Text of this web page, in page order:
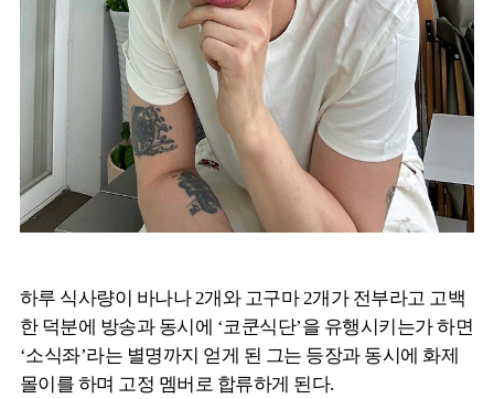
하루 식사량이 바나나 2개와 고구마 2개가 전부라고 고백
한 덕분에 방송과 동시에 ‘코쿤식단’을 유행시키는가 하면
‘소식좌’라는 별명까지 얻게 된 그는 등장과 동시에 화제
몰이를 하며 고정 멤버로 합류하게 된다.